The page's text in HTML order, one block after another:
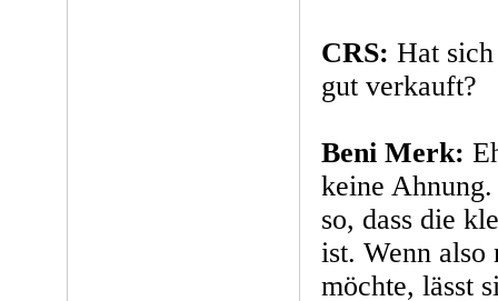
CRS: Hat
gut verkauft?
Beni Merk:
keine
so, dass die
ist. Wenn also
möchte, lässt